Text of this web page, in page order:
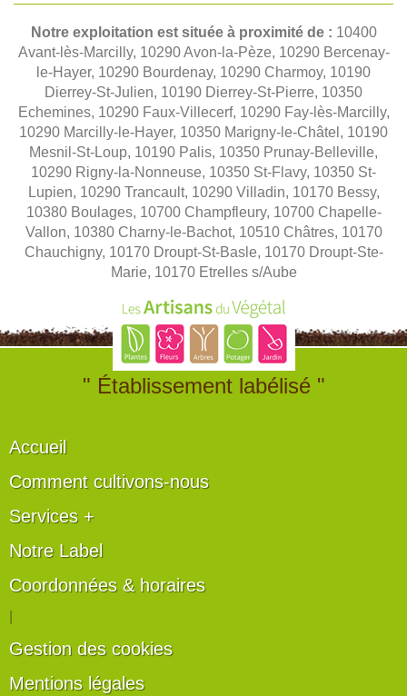
Notre exploitation est située à proximité de : 10400
Avant-lès-Marcilly, 10290 Avon-la-Pèze, 10290 Bercenay-
le-Hayer, 10290 Bourdenay, 10290 Charmoy, 10190
Dierrey-St-Julien, 10190 Dierrey-St-Pierre, 10350
Echemines, 10290 Faux-Villecerf, 10290 Fay-lès-Marcilly,
10290 Marcilly-le-Hayer, 10350 Marigny-le-Châtel, 10190
Mesnil-St-Loup, 10190 Palis, 10350 Prunay-Belleville,
10290 Rigny-la-Nonneuse, 10350 St-Flavy, 10350 St-
Lupien, 10290 Trancault, 10290 Villadin, 10170 Bessy,
10380 Boulages, 10700 Champfleury, 10700 Chapelle-
Vallon, 10380 Charny-le-Bachot, 10510 Châtres, 10170
Chauchigny, 10170 Droupt-St-Basle, 10170 Droupt-Ste-
Marie, 10170 Etrelles s/Aube
" Établissement labélisé "
Accueil
Comment cultivons-nous
Services +
Notre Label
Coordonnées & horaires
Gestion des cookies
Mentions légales